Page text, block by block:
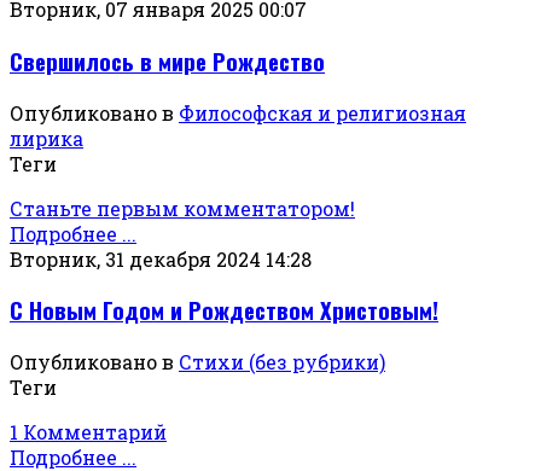
Вторник, 07 января 2025 00:07
Свершилось в мире Рождество
Опубликовано в Философская и религиозная
лирика
Теги
Станьте первым комментатором!
Подробнее ...
Вторник, 31 декабря 2024 14:28
С Новым Годом и Рождеством Христовым!
Опубликовано в Стихи (без рубрики)
Теги
1 Комментарий
Подробнее ...